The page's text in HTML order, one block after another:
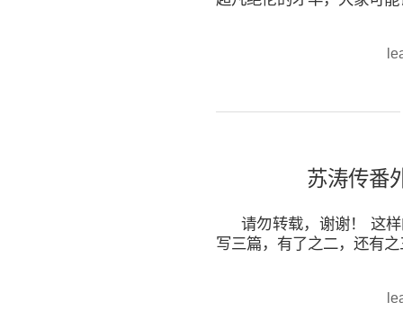
苏涛传番
请勿转载，谢谢！ 这
写三篇，有了之二，还有